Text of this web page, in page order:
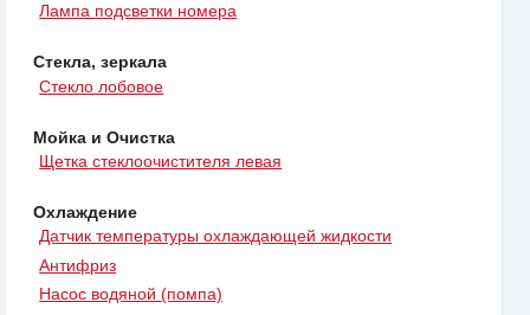
Лампа подсветки номера
Стекла, зеркала
Стекло лобовое
Мойка и Очистка
Щетка стеклоочистителя левая
Охлаждение
Датчик температуры охлаждающей жидкости
Антифриз
Насос водяной (помпа)